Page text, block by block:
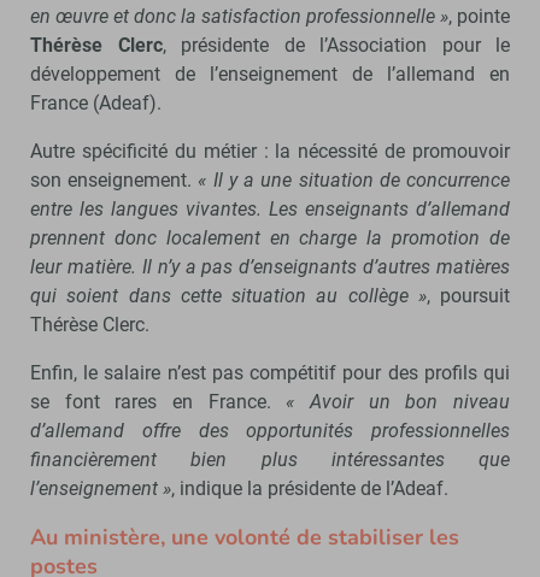
en œuvre et donc la satisfaction professionnelle », pointe
Thérèse Clerc, présidente de l’Association pour le
développement de l’enseignement de l’allemand en
France (Adeaf).
Autre spécificité du métier : la nécessité de promouvoir
son enseignement. « Il y a une situation de concurrence
entre les langues vivantes. Les enseignants d’allemand
prennent donc localement en charge la promotion de
leur matière. Il n’y a pas d’enseignants d’autres matières
qui soient dans cette situation au collège », poursuit
Thérèse Clerc.
Enfin, le salaire n’est pas compétitif pour des profils qui
se font rares en France. « Avoir un bon niveau
d’allemand offre des opportunités professionnelles
financièrement bien plus intéressantes que
l’enseignement », indique la présidente de l’Adeaf.
Au ministère, une volonté de stabiliser les
postes